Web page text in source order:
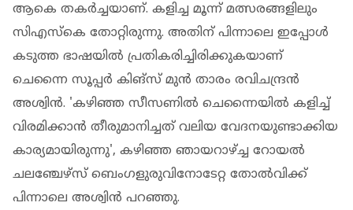
ആകെ തകർച്ചയാണ്. കളിച്ച മൂന്ന് മത്സരങ്ങളിലും
സിഎസ്കെ തോറ്റിരുന്നു. അതിന് പിന്നാലെ ഇപ്പോൾ
കടുത്ത ഭാഷയിൽ പ്രതികരിച്ചിരിക്കുകയാണ്
ചെന്നൈ സൂപ്പർ കിങ്‌സ് മുൻ താരം രവിചന്ദ്രൻ
അശ്വിൻ. 'കഴിഞ്ഞ സീസണിൽ ചെന്നൈയിൽ കളിച്ച്
വിരമിക്കാൻ തീരുമാനിച്ചത് വലിയ വേദനയുണ്ടാക്കിയ
കാര്യമായിരുന്നു', കഴിഞ്ഞ ഞായറാഴ്ച്ച റോയൽ
ചലഞ്ചേഴ്‌സ് ബെംഗളുരുവിനോടേറ്റ തോൽവിക്ക്
പിന്നാലെ അശ്വിൻ പറഞ്ഞു.